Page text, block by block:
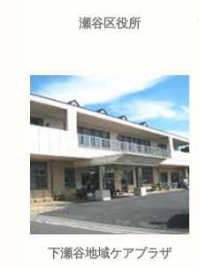
瀬谷区役所
下瀬谷地域ケアプラザ